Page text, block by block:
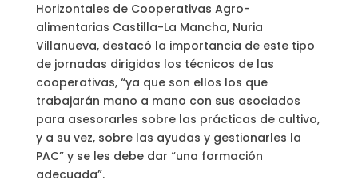
Horizontales de Cooperativas Agro-
alimentarias Castilla-La Mancha, Nuria
Villanueva, destacó la importancia de este tipo
de jornadas dirigidas los técnicos de las
cooperativas, “ya que son ellos los que
trabajarán mano a mano con sus asociados
para asesorarles sobre las prácticas de cultivo,
y a su vez, sobre las ayudas y gestionarles la
PAC” y se les debe dar “una formación
adecuada”.